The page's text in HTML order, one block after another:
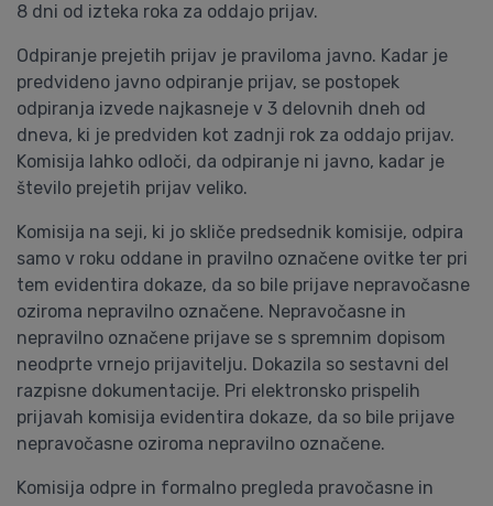
8 dni od izteka roka za oddajo prijav.
Odpiranje prejetih prijav je praviloma javno. Kadar je
predvideno javno odpiranje prijav, se postopek
odpiranja izvede najkasneje v 3 delovnih dneh od
dneva, ki je predviden kot zadnji rok za oddajo prijav.
Komisija lahko odloči, da odpiranje ni javno, kadar je
število prejetih prijav veliko.
Komisija na seji, ki jo skliče predsednik komisije, odpira
samo v roku oddane in pravilno označene ovitke ter pri
tem evidentira dokaze, da so bile prijave nepravočasne
oziroma nepravilno označene. Nepravočasne in
nepravilno označene prijave se s spremnim dopisom
neodprte vrnejo prijavitelju. Dokazila so sestavni del
razpisne dokumentacije. Pri elektronsko prispelih
prijavah komisija evidentira dokaze, da so bile prijave
nepravočasne oziroma nepravilno označene.
Komisija odpre in formalno pregleda pravočasne in